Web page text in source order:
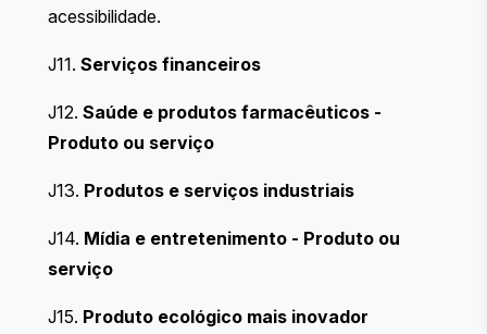
acessibilidade.
J11. Serviços financeiros
J12. Saúde e produtos farmacêuticos -
Produto ou serviço
J13. Produtos e serviços industriais
J14. Mídia e entretenimento - Produto ou
serviço
J15. Produto ecológico mais inovador